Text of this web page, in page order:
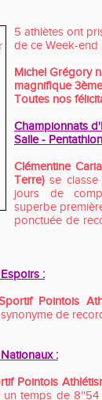
5 athlètes ont
de ce Week-end
Michel Grégory
magnifique
Toutes nos
Championnats
Salle -
Clémentine
Terre) se
jours de
superbe
ponctuée de
:
Pointois
de
:
Pointois
temps de